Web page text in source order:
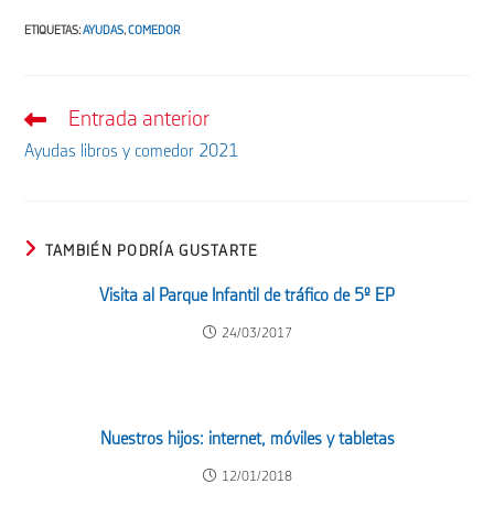
ETIQUETAS:AYUDAS, COMEDOR
Leer
artículos
Entrada anterior
Ayudas libros y comedor 2021
TAMBIÉN PODRÍA GUSTARTE
Visita al Parque Infantil de tráfico de 5º EP
24/03/2017
Nuestros hijos: internet, móviles y tabletas
12/01/2018